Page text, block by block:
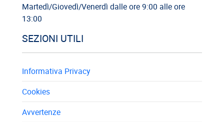
Martedì/Giovedì/Venerdì dalle ore 9:00 alle ore
13:00
SEZIONI UTILI
Informativa Privacy
Cookies
Avvertenze